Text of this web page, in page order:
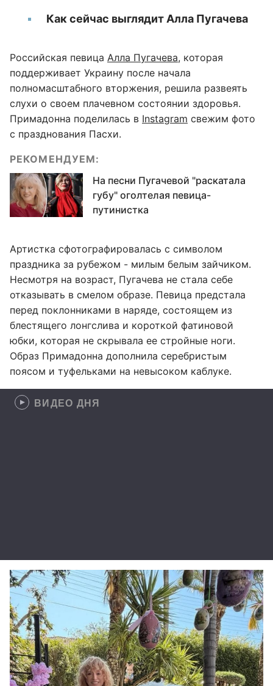
Как сейчас выглядит Алла Пугачева
Российская певица Алла Пугачева, которая
поддерживает Украину после начала
полномасштабного вторжения, решила развеять
слухи о своем плачевном состоянии здоровья.
Примадонна поделилась в Instagram свежим фото
с празднования Пасхи.
РЕКОМЕНДУЕМ:
На песни Пугачевой "раскатала
губу" оголтелая певица-
путинистка
Артистка сфотографировалась с символом
праздника за рубежом - милым белым зайчиком.
Несмотря на возраст, Пугачева не стала себе
отказывать в смелом образе. Певица предстала
перед поклонниками в наряде, состоящем из
блестящего лонгслива и короткой фатиновой
юбки, которая не скрывала ее стройные ноги.
Образ Примадонна дополнила серебристым
поясом и туфельками на невысоком каблуке.
ВИДЕО ДНЯ